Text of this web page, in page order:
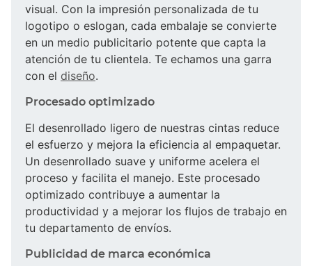
visual. Con la impresión personalizada de tu
logotipo o eslogan, cada embalaje se convierte
en un medio publicitario potente que capta la
atención de tu clientela. Te echamos una garra
con el diseño.
Procesado optimizado
El desenrollado ligero de nuestras cintas reduce
el esfuerzo y mejora la eficiencia al empaquetar.
Un desenrollado suave y uniforme acelera el
proceso y facilita el manejo. Este procesado
optimizado contribuye a aumentar la
productividad y a mejorar los flujos de trabajo en
tu departamento de envíos.
Publicidad de marca económica